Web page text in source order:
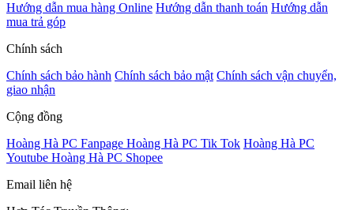
Hướng dẫn mua hàng Online Hướng dẫn thanh toán Hướng dẫn
mua trả góp
Chính sách
Chính sách bảo hành Chính sách bảo mật Chính sách vận chuyển,
giao nhận
Cộng đồng
Hoàng Hà PC Fanpage Hoàng Hà PC Tik Tok Hoàng Hà PC
Youtube Hoàng Hà PC Shopee
Email liên hệ